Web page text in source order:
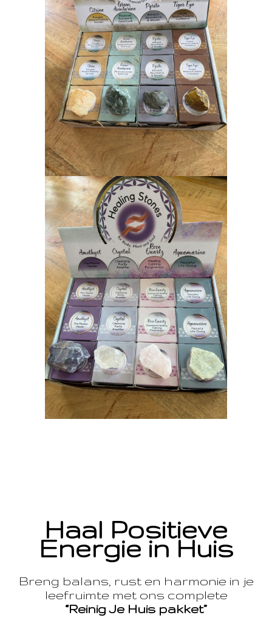
Haal Positieve
Energie in Huis
Breng balans, rust en harmonie in je
leefruimte met ons complete
“Reinig Je Huis pakket”